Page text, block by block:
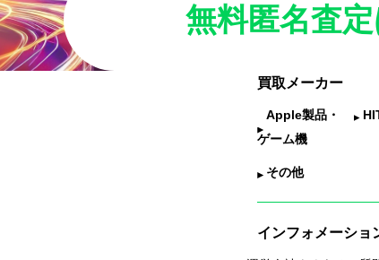
無料匿名査
買取メーカー
Apple製品・
ゲーム機
その他
インフォメーショ